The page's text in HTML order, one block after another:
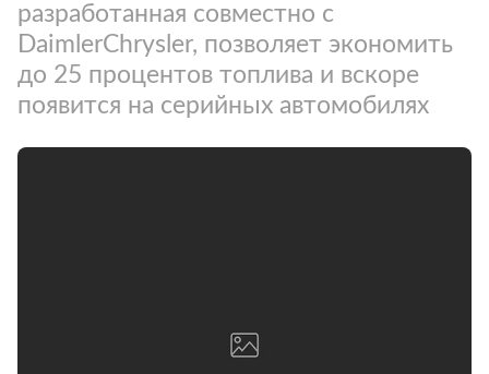
разработанная совместно с
DaimlerChrysler, позволяет экономить
до 25 процентов топлива и вскоре
появится на серийных автомобилях